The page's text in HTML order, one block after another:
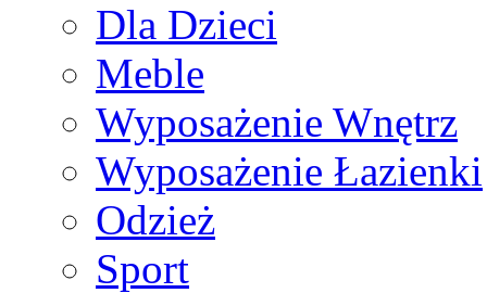
Dla Dzieci
Meble
Wyposażenie Wnętrz
Wyposażenie Łazienki
Odzież
Sport